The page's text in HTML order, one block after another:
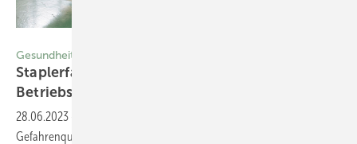
Gesundheitsschutz
Staplerfahrende im Fokus der
­Betriebsmedizin
28.06.2023
Gefahrenquelle im innerbetrieblichen Verkehr zu betrachten, die der